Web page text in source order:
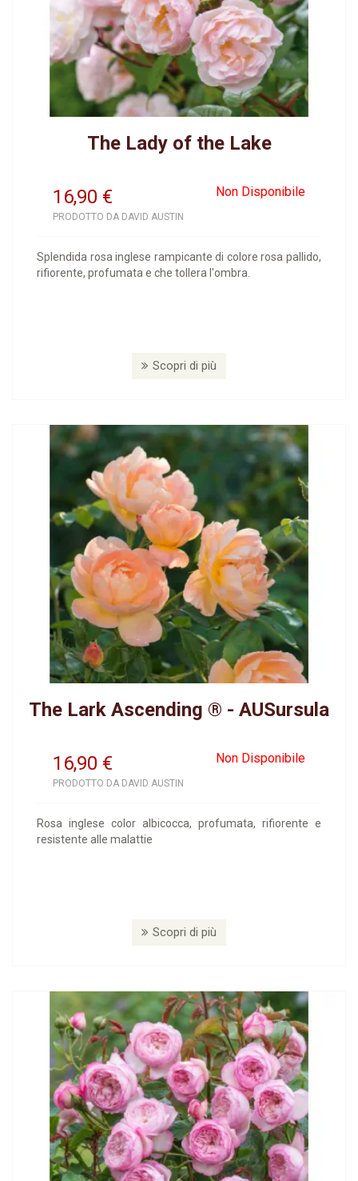
The Lady of the Lake
16,90 Non Disponibile
€
PRODOTTO DA DAVID AUSTIN
Splendida rosa inglese rampicante di colore rosa pallido,
rifiorente, profumata e che tollera l'ombra.
Scopri di più
The Lark Ascending ® - AUSursula
16,90 Non Disponibile
€
PRODOTTO DA DAVID AUSTIN
Rosa inglese color albicocca, profumata, rifiorente e
resistente alle malattie
Scopri di più